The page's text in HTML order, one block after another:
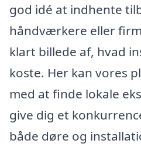
god idé at indhente
håndværkere eller
klart billede af, hvad
koste. Her kan vores
med at finde lokale
give dig et
både døre og